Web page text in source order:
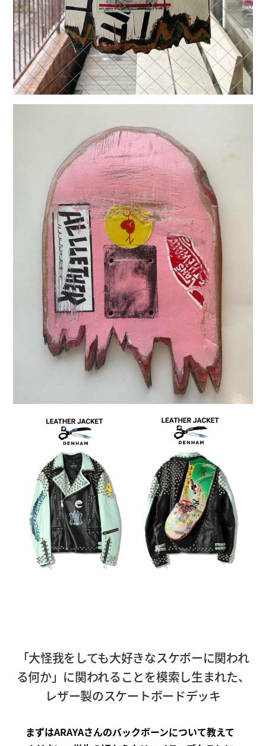
「大怪我をしても大好きなスケボーに関われ
る何か」に関われることを模索し生まれた、
レザー製のスケートボードデッキ
まずはARAYAさんのバックボーンについて教えて